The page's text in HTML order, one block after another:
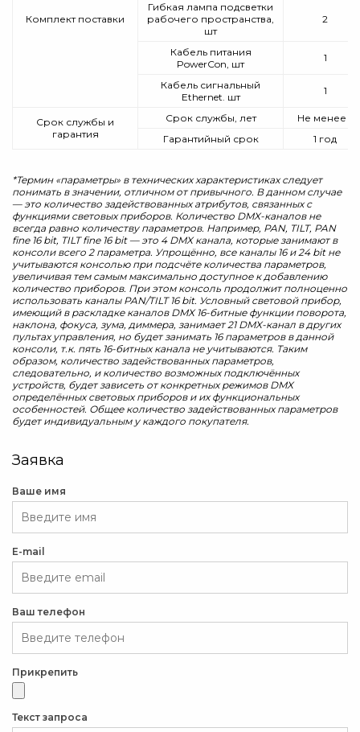
Комплект поставки
Гибкая лампа подсветки
рабочего пространства,
шт
2
Кабель питания
PowerCon, шт
1
Кабель сигнальный
Ethernet. шт
1
Срок службы и
гарантия
Срок службы, лет
Не менее 5
Гарантийный срок
1 год
*Термин «параметры» в технических характеристиках следует
понимать в значении, отличном от привычного. В данном случае
— это количество задействованных атрибутов, связанных с
функциями световых приборов. Количество DMX-каналов не
всегда равно количеству параметров. Например, PAN, TILT, PAN
fine 16 bit, TILT fine 16 bit — это 4 DMX канала, которые занимают в
консоли всего 2 параметра. Упрощённо, все каналы 16 и 24 bit не
учитываются консолью при подсчёте количества параметров,
увеличивая тем самым максимально доступное к добавлению
количество приборов. При этом консоль продолжит полноценно
использовать каналы PAN/TILT 16 bit. Условный световой прибор,
имеющий в раскладке каналов DMX 16-битные функции поворота,
наклона, фокуса, зума, диммера, занимает 21 DMX-канал в других
пультах управления, но будет занимать 16 параметров в данной
консоли, т.к. пять 16-битных канала не учитываются. Таким
образом, количество задействованных параметров,
следовательно, и количество возможных подключённых
устройств, будет зависеть от конкретных режимов DMX
определённых световых приборов и их функциональных
особенностей. Общее количество задействованных параметров
будет индивидуальным у каждого покупателя.
Заявка
Ваше имя
E-mail
Ваш телефон
Прикрепить
Текст запроса